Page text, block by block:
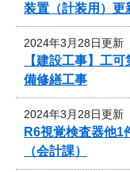
装置（計装用）更
2024年3月28日更新
【建設工事】工
備修繕工事
2024年3月28日更新
R6視覚検査器他1
（会計課）